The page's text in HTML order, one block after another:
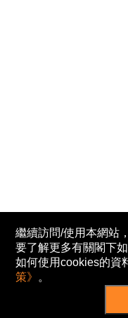
繼續訪問/使用本網站
要了解更多有關閣下
如何使用cookies的資
策》 。